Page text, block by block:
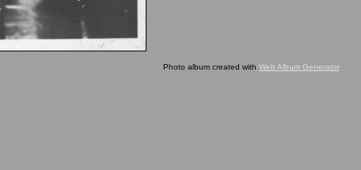
Photo album created with Web Album Generator